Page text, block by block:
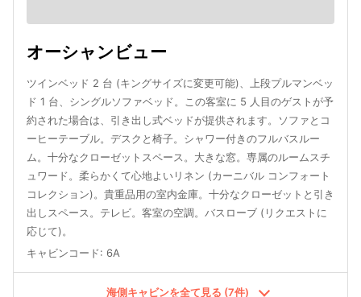
オーシャンビュー
ツインベッド 2 台 (キングサイズに変更可能)、上段プルマンベッ
ド 1 台、シングルソファベッド。この客室に 5 人目のゲストが予
約された場合は、引き出し式ベッドが提供されます。ソファとコ
ーヒーテーブル。デスクと椅子。シャワー付きのフルバスルー
ム。十分なクローゼットスペース。大きな窓。専属のルームスチ
ュワード。柔らかくて心地よいリネン (カーニバル コンフォート
コレクション)。貴重品用の室内金庫。十分なクローゼットと引き
出しスペース。テレビ。客室の空調。バスローブ (リクエストに
応じて)。
キャビンコード: 6A
海側キャビンを全て見る (7件)